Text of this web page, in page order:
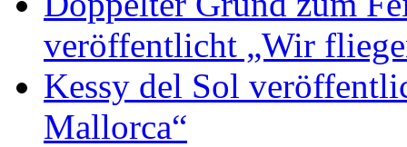
veröffentlicht „Wir
Kessy del Sol
Mallorca“